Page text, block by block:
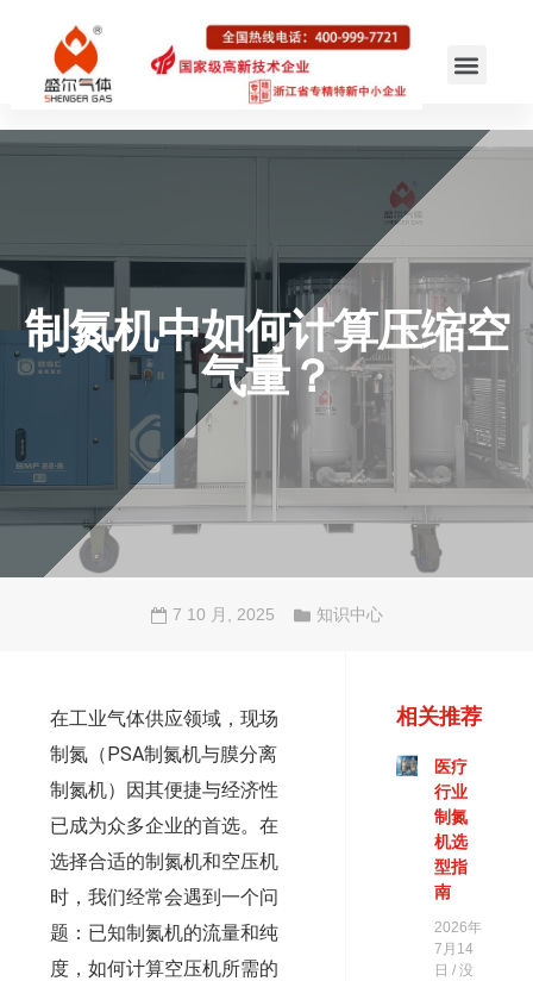
制氮机中如何计算压缩空
气量？
7 10 月, 2025 知识中心
在工业气体供应领域，现场
制氮（PSA制氮机与膜分离
制氮机）因其便捷与经济性
已成为众多企业的首选。在
选择合适的制氮机和空压机
时，我们经常会遇到一个问
题：已知制氮机的流量和纯
度，如何计算空压机所需的
相关推荐
医疗
行业
制氮
机选
型指
南
2026年
7月14
日 没